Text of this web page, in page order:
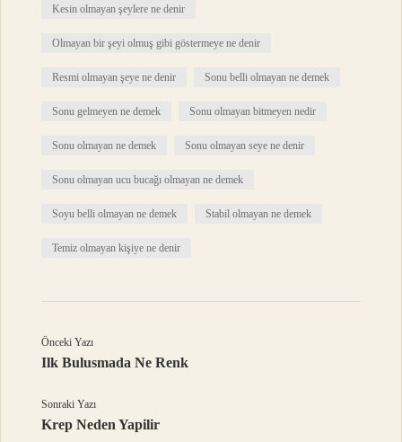
Kesin olmayan şeylere ne denir
Olmayan bir şeyi olmuş gibi göstermeye ne denir
Resmi olmayan şeye ne denir Sonu belli olmayan ne demek
Sonu gelmeyen ne demek Sonu olmayan bitmeyen nedir
Sonu olmayan ne demek Sonu olmayan seye ne denir
Sonu olmayan ucu bucağı olmayan ne demek
Soyu belli olmayan ne demek Stabil olmayan ne demek
Temiz olmayan kişiye ne denir
Önceki Yazı
Ilk Bulusmada Ne Renk
Sonraki Yazı
Krep Neden Yapilir